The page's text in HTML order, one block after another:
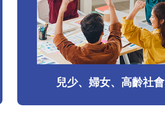
兒少、婦女、高齡社會